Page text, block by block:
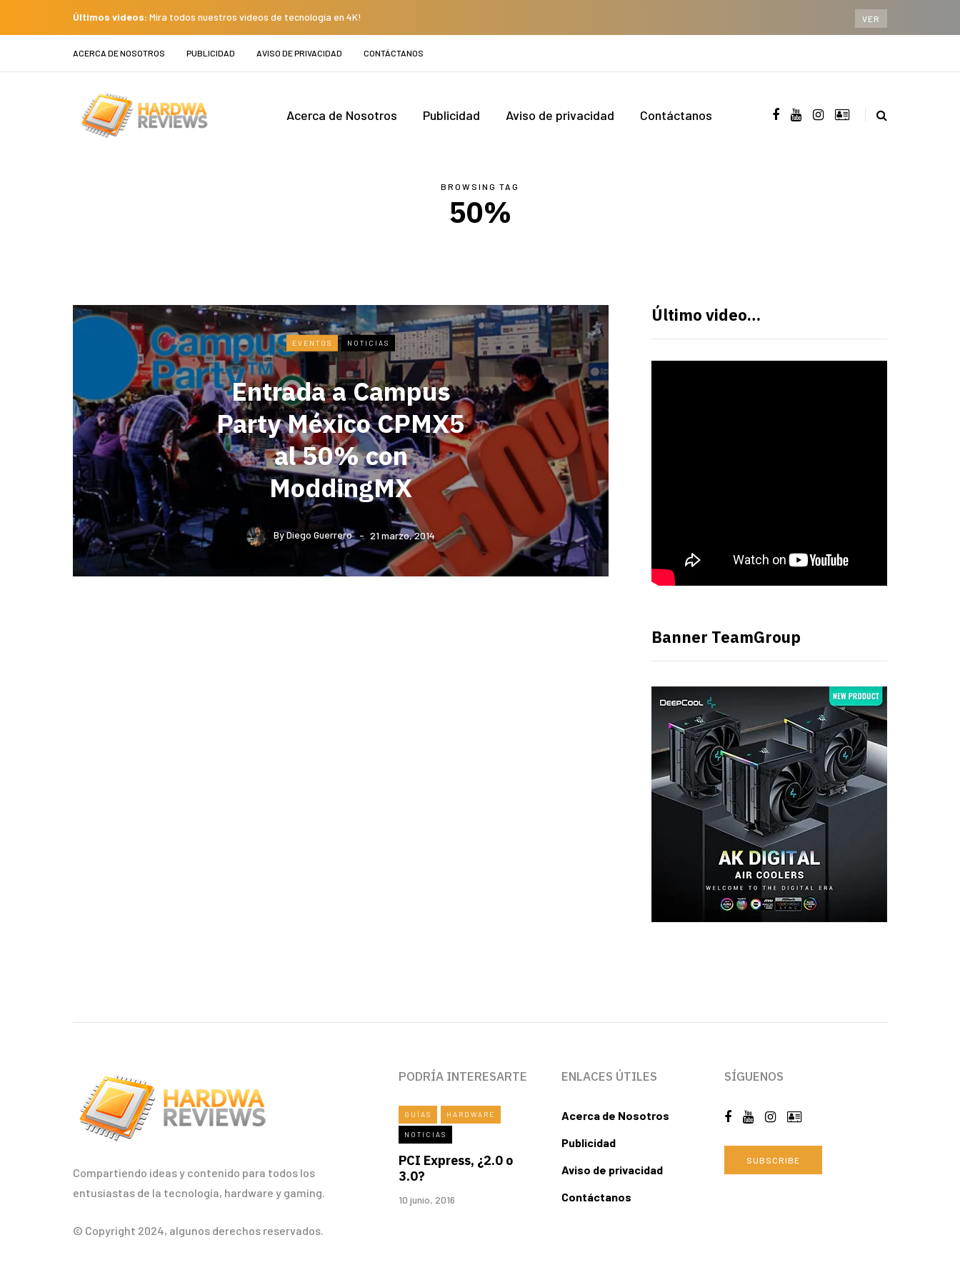
Últimos videos: Mira todos nuestros videos de tecnología en 4K! VER
ACERCA DE NOSOTROS PUBLICIDAD AVISO DE PRIVACIDAD CONTÁCTANOS
Acerca de Nosotros Publicidad Aviso de privacidad Contáctanos
BROWSING TAG
50%
EVENTOS NOTICIAS
Entrada a Campus
Party México CPMX5
al 50% con
ModdingMX
ByDiego Guerrero 21 marzo, 2014
Último video…
Banner TeamGroup
Compartiendo ideas y contenido para todos los
entusiastas de la tecnología, hardware y gaming.
© Copyright 2024, algunos derechos reservados.
PODRÍA INTERESARTE
GUÍAS HARDWARE
NOTICIAS
PCI Express, ¿2.0 o
3.0?
10 junio, 2016
ENLACES ÚTILES
Acerca de Nosotros
Publicidad
Aviso de privacidad
Contáctanos
SÍGUENOS
SUBSCRIBE